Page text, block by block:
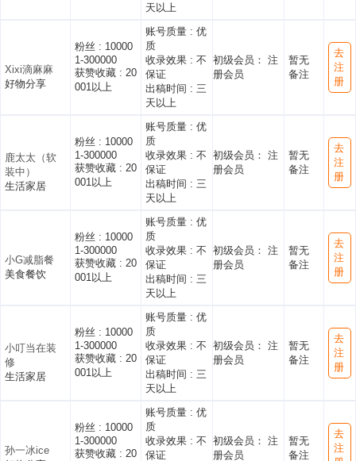
天以上
Xixi滴麻麻
好物分享
粉丝 : 10000
1-300000
获赞收藏 : 20
001以上
账号质量 : 优
质
收录效果 : 不
保证
出稿时间 : 三
天以上
初级会员： 注
册会员
暂无
备注
去
注
册
鹿太太（软
装中）
生活家居
粉丝 : 10000
1-300000
获赞收藏 : 20
001以上
账号质量 : 优
质
收录效果 : 不
保证
出稿时间 : 三
天以上
初级会员： 注
册会员
暂无
备注
去
注
册
小G减脂餐
美食餐饮
粉丝 : 10000
1-300000
获赞收藏 : 20
001以上
账号质量 : 优
质
收录效果 : 不
保证
出稿时间 : 三
天以上
初级会员： 注
册会员
暂无
备注
去
注
册
小叮当在装
修
生活家居
粉丝 : 10000
1-300000
获赞收藏 : 20
001以上
账号质量 : 优
质
收录效果 : 不
保证
出稿时间 : 三
天以上
初级会员： 注
册会员
暂无
备注
去
注
册
孙一冰ice
粉丝 : 10000
1-300000
获赞收藏 : 20
账号质量 : 优
质
收录效果 : 不
保证
初级会员： 注
册会员
暂无
备注
去
注